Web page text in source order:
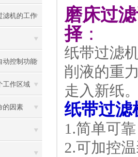
滤机的工作
动控制功能
工作区域
的因素
磨床过
择：
纸带过滤
削液的重
走入新纸
纸带过滤
1.简单可
2.可加控